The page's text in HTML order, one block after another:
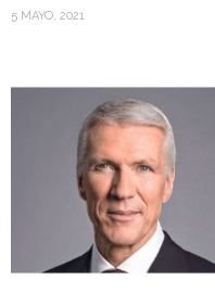
5 MAYO, 2021